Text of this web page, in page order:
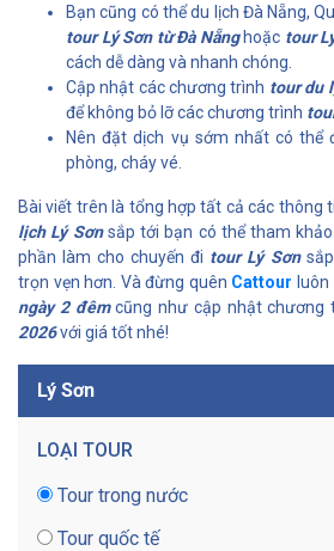
Lý Sơn
LOẠI TOUR
Tour trong nước
Tour quốc tế
Bạn cũng có thể du lịch Đà Nẵng,
tour Lý Sơn từ Đà Nẵnghoặc tour
cách dễ dàng và nhanh chóng.
Cập nhật các chương trình tour du
để không bỏ lỡ các chương trình
Nên đặt dịch vụ sớm nhất có thể
phòng, cháy vé.
Bài viết trên là tổng hợp tất cả các thông
lịch Lý Sơnsắp tới bạn có thể tham
phần làm cho chuyến đi tour Lý Sơnsắp
trọn vẹn hơn. Và đừng quên Cattour luôn
ngày 2 đêmcũng như cập nhật chương
2026với giá tốt nhé!